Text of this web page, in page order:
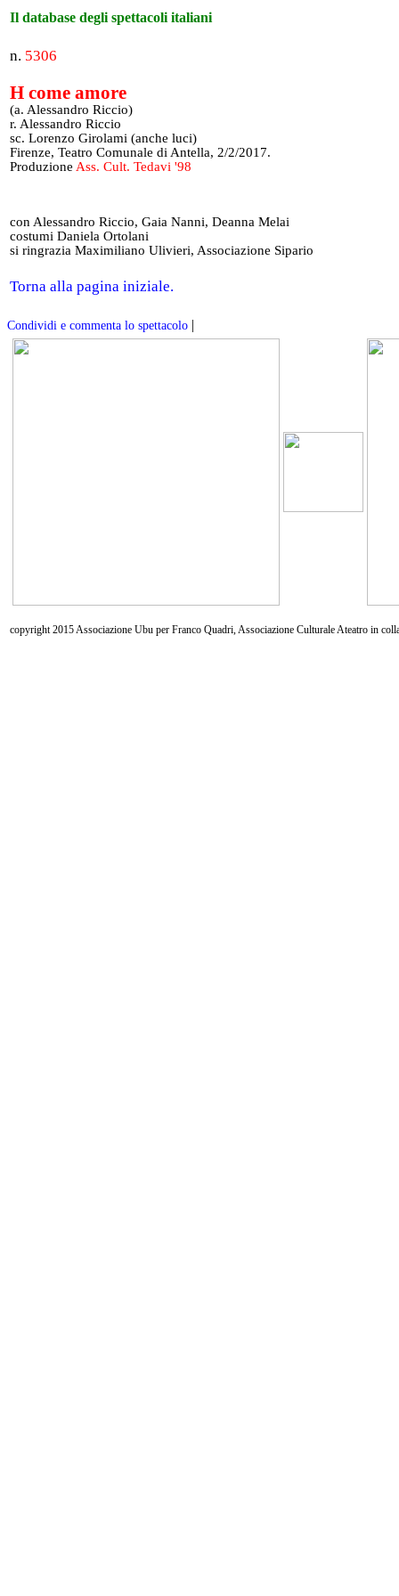
Il database degli spettacoli italiani
n. 5306
H come amore
(a. Alessandro Riccio)
r. Alessandro Riccio
sc. Lorenzo Girolami (anche luci)
Firenze, Teatro Comunale di Antella, 2/2/2017.
Produzione Ass. Cult. Tedavi '98
con Alessandro Riccio, Gaia Nanni, Deanna Melai
costumi Daniela Ortolani
si ringrazia Maximiliano Ulivieri, Associazione Sipario
Torna alla pagina iniziale.
Condividi e commenta lo spettacolo |
copyright 2015 Associazione Ubu per Franco Quadri, Associazione Culturale Ateatro in